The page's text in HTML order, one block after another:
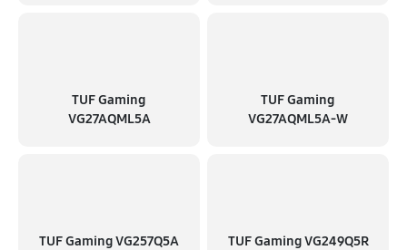
TUF Gaming
VG27AQML5A
TUF Gaming
VG27AQML5A-W
TUF Gaming VG257Q5A TUF Gaming VG249Q5R